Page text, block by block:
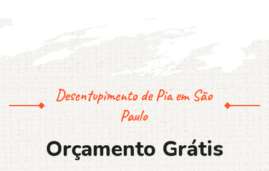
Desentupimento de Pia em São
Paulo
Orçamento Grátis